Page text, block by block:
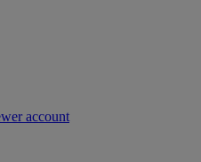
account